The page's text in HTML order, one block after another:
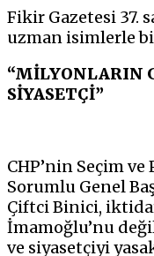
Fikir Gazetesi 37.
uzman isimlerle
“MİLYONLARIN
SİYASETÇİ”
CHP’nin Seçim
Sorumlu Genel
Çiftci Binici,
İmamoğlu’nu
ve siyasetçiyi